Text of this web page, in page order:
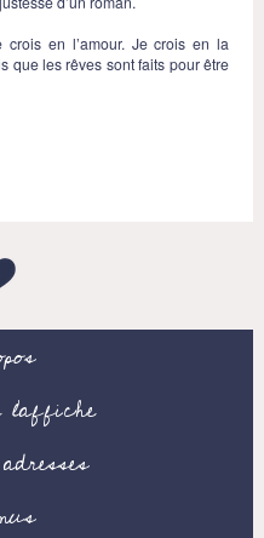
en l’amour. Je crois en la
que les rêves sont faits pour être